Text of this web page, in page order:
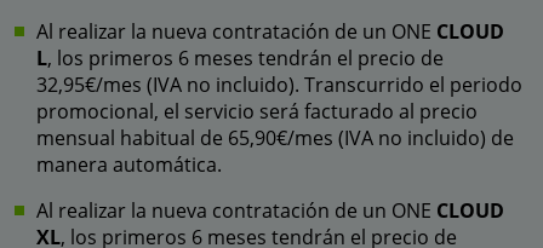
Al realizar la nueva contratación de un ONE CLOUD
L, los primeros 6 meses tendrán el precio de
32,95€/mes (IVA no incluido). Transcurrido el periodo
promocional, el servicio será facturado al precio
mensual habitual de 65,90€/mes (IVA no incluido) de
manera automática.
Al realizar la nueva contratación de un ONE CLOUD
XL, los primeros 6 meses tendrán el precio de